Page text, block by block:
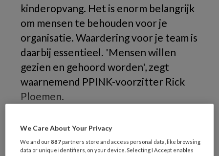
kinderopvang. Het is enorm belangrijk
om mensen te behouden voor je
organisatie. Waardering voor je team is
daarbij essentieel. 'Mensen willen
gezien en gehoord worden', zegt
waarnemend PPINK-voorzitter Rick
Ploemen.
We Care About Your Privacy
We and our887 partners store and access personal data, like browsing
data or unique identifiers, on your device. Selecting I Accept enables